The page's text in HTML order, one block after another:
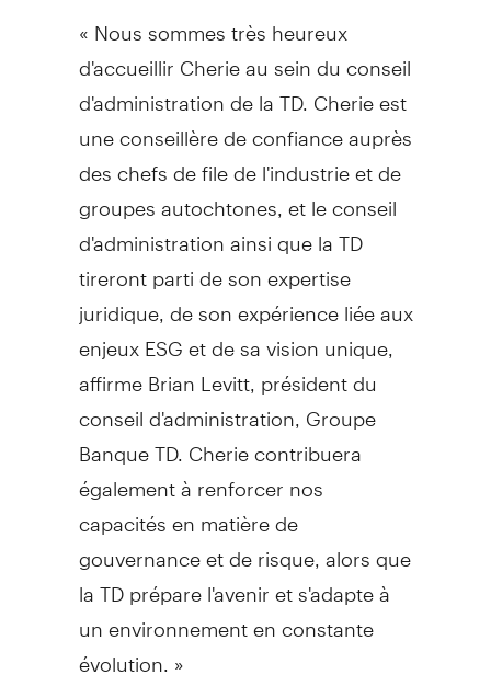
« Nous sommes très heureux
d'accueillir Cherie au sein du conseil
d'administration de la TD. Cherie est
une conseillère de confiance auprès
des chefs de file de l'industrie et de
groupes autochtones, et le conseil
d'administration ainsi que la TD
tireront parti de son expertise
juridique, de son expérience liée aux
enjeux ESG et de sa vision unique,
affirmeBrian Levitt, président du
conseil d'administration, Groupe
Banque TD. Cherie contribuera
également à renforcer nos
capacités en matière de
gouvernance et de risque, alors que
la TD prépare l'avenir et s'adapte à
un environnement en constante
évolution. »